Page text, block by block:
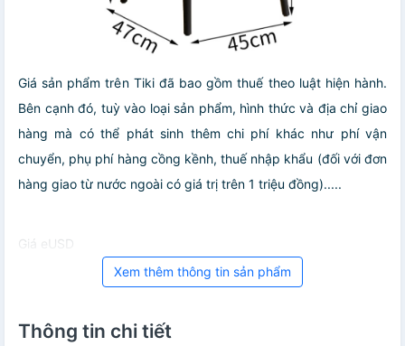
Giá sản phẩm trên Tiki đã bao gồm thuế theo luật hiện hành.
Bên cạnh đó, tuỳ vào loại sản phẩm, hình thức và địa chỉ giao
hàng mà có thể phát sinh thêm chi phí khác như phí vận
chuyển, phụ phí hàng cồng kềnh, thuế nhập khẩu (đối với đơn
hàng giao từ nước ngoài có giá trị trên 1 triệu đồng).....
Giá eUSD
Xem thêm thông tin sản phẩm
Thông tin chi tiết